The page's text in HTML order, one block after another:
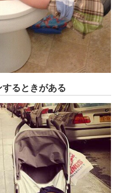
るときがある